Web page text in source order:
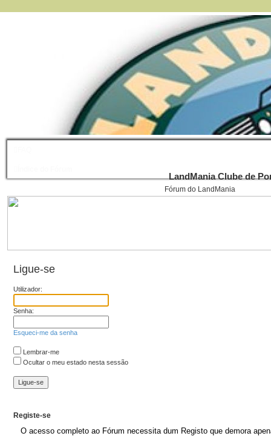
LandMania Clube de
Fórum do LandMania
Ligue-se
Utilizador:
Senha:
Esqueci-me da senha
Lembrar-me
Ocultar o meu estado nesta sessão
Registe-se
O acesso completo ao Fórum necessita dum Registo que demora